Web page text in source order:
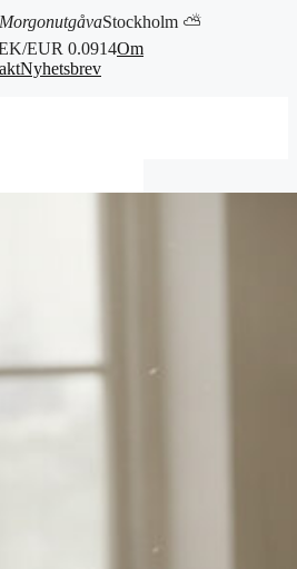
MorgonutgåvaStockholm ⛅
EUR 0.0914Om
Nyhetsbrev